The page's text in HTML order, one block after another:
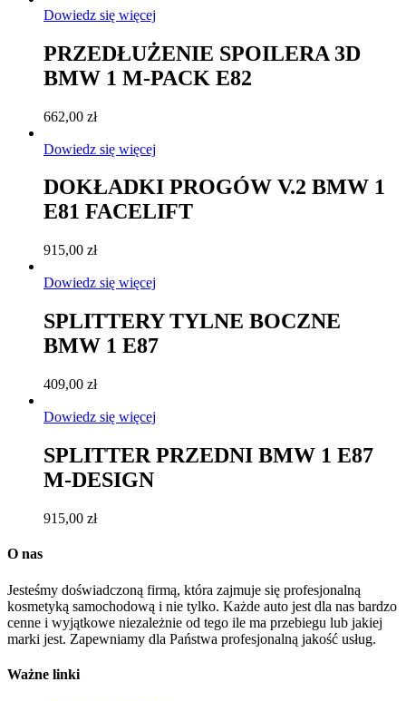
Dowiedz się więcej
PRZEDŁUŻENIE SPOILERA 3D
BMW 1 M-PACK E82
662,00 zł
Dowiedz się więcej
DOKŁADKI PROGÓW V.2 BMW 1
E81 FACELIFT
915,00 zł
Dowiedz się więcej
SPLITTERY TYLNE BOCZNE
BMW 1 E87
409,00 zł
Dowiedz się więcej
SPLITTER PRZEDNI BMW 1 E87
M-DESIGN
915,00 zł
O nas
Jesteśmy doświadczoną firmą, która zajmuje się profesjonalną
kosmetyką samochodową i nie tylko. Każde auto jest dla nas bardzo
cenne i wyjątkowe niezależnie od tego ile ma przebiegu lub jakiej
marki jest. Zapewniamy dla Państwa profesjonalną jakość usług.
Ważne linki